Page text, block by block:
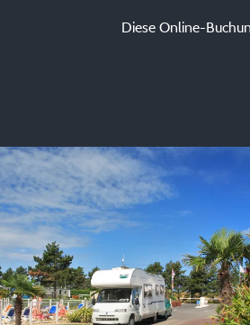
Diese Online-